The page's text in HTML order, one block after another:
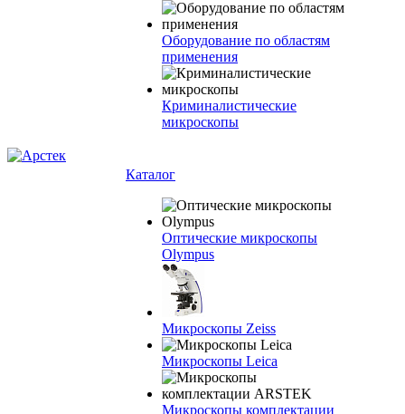
Оборудование по областям
применения
Криминалистические
микроскопы
Каталог
Оптические микроскопы
Olympus
Микроскопы Zeiss
Микроскопы Leica
Микроскопы комплектации